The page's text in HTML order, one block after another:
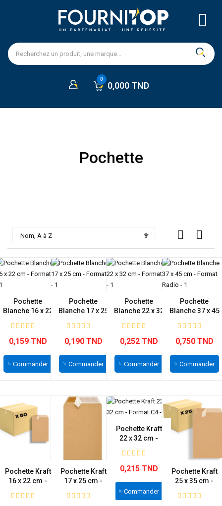
0,000 TND
Pochette
Nom, A à Z 
Pochette
Blanche 16 x 22
0,159 TND
Commander
Pochette
Blanche 17 x 25
0,190 TND
Commander
Pochette
Blanche 22 x 32
0,252 TND
Commander
Pochette
Blanche 37 x 45
0,750 TND
Commander
Pochette Kraft
16 x 22 cm -
Pochette Kraft
17 x 25 cm -
Pochette Kraft
22 x 32 cm -
0,215 TND
Commander
Pochette Kraft
25 x 35 cm -